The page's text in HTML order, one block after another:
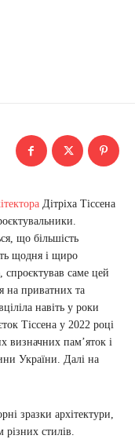
Дітріха Тіссена
що більшість
щодня і щиро
спроєктував саме цей
на приватних та
навіть у роки
Тіссена у 2022 році
визначних пам’яток і
України. Далі на
зразки архітектури,
стилів.